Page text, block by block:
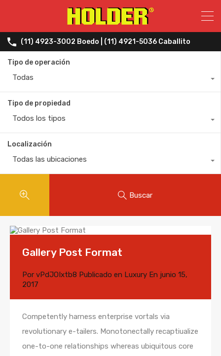
(11) 4923-3002 Boedo | (11) 4921-5036 Caballito
Tipo de operación
Todas
Tipo de propiedad
Todos los tipos
Localización
Todas las ubicaciones
Buscar
Gallery Post Format
Por vPdJOIxtb8 Publicado en Luxury En junio 15,
2017
Competently harness enterprise vortals via
revolutionary e-tailers. Monotonectally recaptiualize
one-to-one relationships whereas ubiquitous core